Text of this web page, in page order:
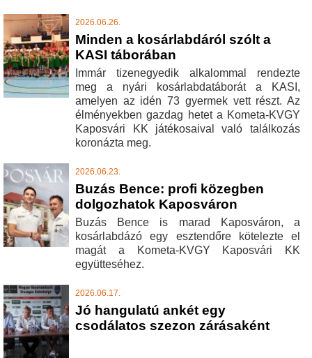
2026.06.26.
Minden a kosárlabdáról szólt a
KASI táborában
Immár tizenegyedik alkalommal rendezte
meg a nyári kosárlabdatáborát a KASI,
amelyen az idén 73 gyermek vett részt. Az
élményekben gazdag hetet a Kometa-KVGY
Kaposvári KK játékosaival való találkozás
koronázta meg.
2026.06.23.
Buzás Bence: profi közegben
dolgozhatok Kaposváron
Buzás Bence is marad Kaposváron, a
kosárlabdázó egy esztendőre kötelezte el
magát a Kometa-KVGY Kaposvári KK
együtteséhez.
2026.06.17.
Jó hangulatú ankét egy
csodálatos szezon zárásaként